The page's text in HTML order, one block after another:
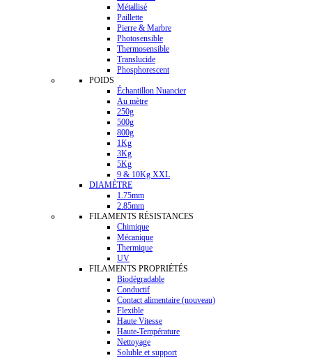
Métallisé
Paillette
Pierre & Marbre
Photosensible
Thermosensible
Translucide
Phosphorescent
POIDS
Échantillon Nuancier
Au mètre
250g
500g
800g
1Kg
3Kg
5Kg
9 & 10Kg XXL
DIAMÈTRE
1.75mm
2.85mm
FILAMENTS RÉSISTANCES
Chimique
Mécanique
Thermique
UV
FILAMENTS PROPRIÉTÉS
Biodégradable
Conductif
Contact alimentaire (nouveau)
Flexible
Haute Vitesse
Haute-Température
Nettoyage
Soluble et support